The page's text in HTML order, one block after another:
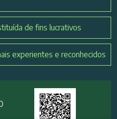
de fins lucrativos
experientes e reconhecidos